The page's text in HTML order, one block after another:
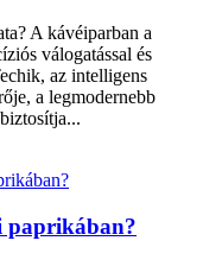
A kávéiparban a
válogatással és
az intelligens
a legmodernebb
paprikában?